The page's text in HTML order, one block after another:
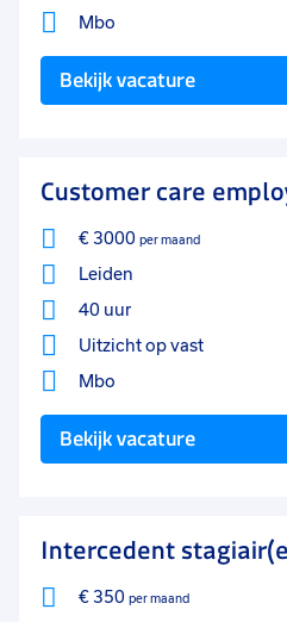
Mbo
Bekijk vacature
Customer care
€ 3000 per maand
Leiden
40 uur
Uitzicht op vast
Mbo
Bekijk vacature
Intercedent
€ 350 per maand